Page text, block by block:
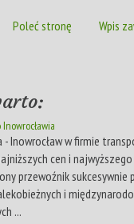
Poleć stronę Wpis
Inowrocław w firmie
cen i
przewoźnik sukcesywnie
i
...